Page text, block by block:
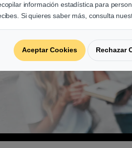
que
el ritmo
información estadística para
Si quieres saber más, consulta
Aceptar Cookies Rechazar